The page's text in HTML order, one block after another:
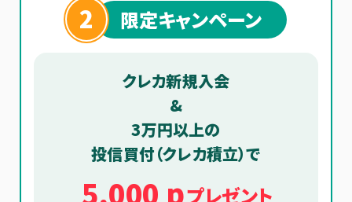
2 限定キャンペーン
クレカ新規入会
&
3万円以上の
投信買付（クレカ積立）で
5,000 pプレゼント